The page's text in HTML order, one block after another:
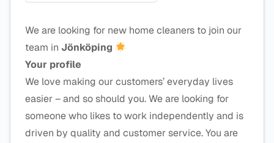
We are looking for new home cleaners to join our
team in Jönköping
Your profile
We love making our customers’ everyday lives
easier – and so should you. We are looking for
someone who likes to work independently and is
driven by quality and customer service. You are